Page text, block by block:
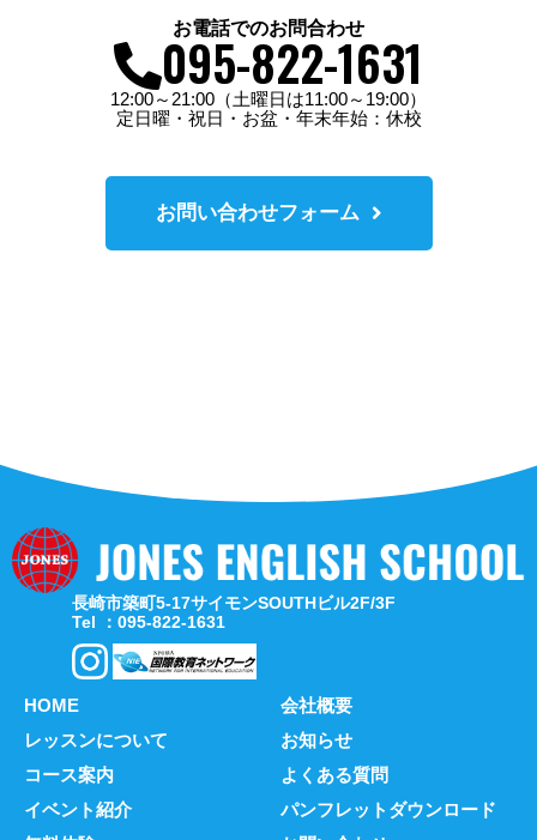
お電話でのお問合わせ
095-822-1631
12:00～21:00（土曜日は11:00～19:00）
定日曜・祝日・お盆・年末年始：休校
お問い合わせフォーム
長崎市築町5-17サイモンSOUTHビル2F/3F
Tel ：095-822-1631
HOME
レッスンについて
コース案内
イベント紹介
会社概要
お知らせ
よくある質問
パンフレットダウンロード